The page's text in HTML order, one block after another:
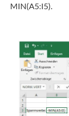
MIN(A5:I5).